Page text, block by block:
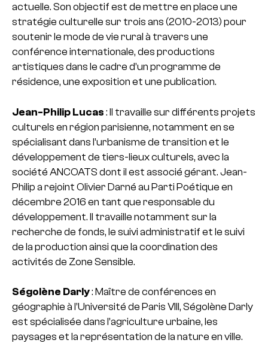
actuelle. Son objectif est de mettre en place une
stratégie culturelle sur trois ans (2010-2013) pour
soutenir le mode de vie rural à travers une
conférence internationale, des productions
artistiques dans le cadre d’un programme de
résidence, une exposition et une publication.
Jean-Philip Lucas : Il travaille sur différents projets
culturels en région parisienne, notamment en se
spécialisant dans l’urbanisme de transition et le
développement de tiers-lieux culturels, avec la
société ANCOATS dont il est associé gérant. Jean-
Philip a rejoint Olivier Darné au Parti Poétique en
décembre 2016 en tant que responsable du
développement. Il travaille notamment sur la
recherche de fonds, le suivi administratif et le suivi
de la production ainsi que la coordination des
activités de Zone Sensible.
Ségolène Darly: Maître de conférences en
géographie à l’Université de Paris VIII, Ségolène Darly
est spécialisée dans l’agriculture urbaine, les
paysages et la représentation de la nature en ville.